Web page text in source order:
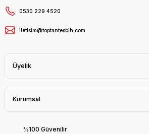
0530 229 4520
iletisim@toptantesbih.com
Üyelik
Kurumsal
%100 Güvenilir